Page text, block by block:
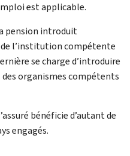
est applicable.
pension introduit
l’institution compétente
se charge d’introduire
des organismes compétents
bénéficie d’autant de
engagés.